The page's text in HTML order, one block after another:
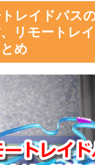
レイドパスの
リモートレ
め